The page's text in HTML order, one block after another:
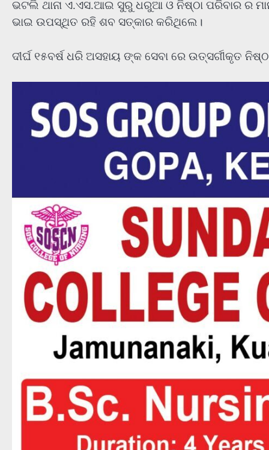
ଭଟଲି ଥାନା ଏ.ଏସ.ଆଇ ସୁରୁ ଧରୁଆ ଓ ନିଷ୍ଠା ପରିବାର ର
ଭାଇ ଉପସ୍ଥିତ ରହି ଶବ ସତ୍କାର କରିଥିଲେ।
ଦୀର୍ଘ ୧୫ବର୍ଷ ଧରି ଅସହାୟ ଙ୍କ ସେବା ରେ ଉତ୍ସର୍ଗୀକୃତ